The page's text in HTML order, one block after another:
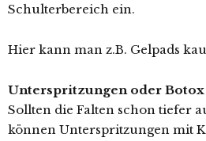
Schulterbereich ein.
Hier kann man z.B. Gelpads
Unterspritzungen oder
Sollten die Falten schon tiefer
können Unterspritzungen mit